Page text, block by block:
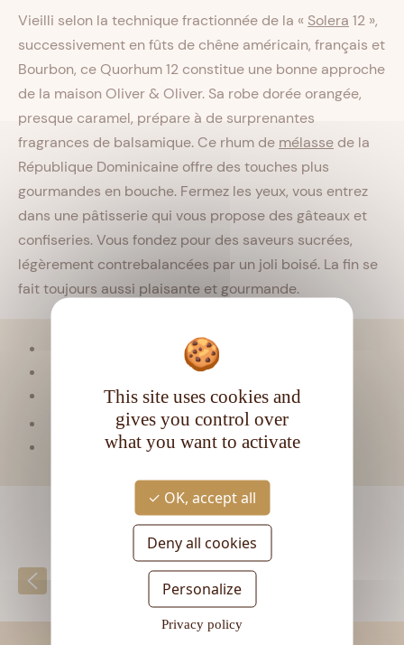
Vieilli selon la technique fractionnée de la « Solera 12 »,
successivement en fûts de chêne américain, français et
Bourbon, ce Quorhum 12 constitue une bonne approche
de la maison Oliver & Oliver. Sa robe dorée orangée,
presque caramel, prépare à de surprenantes
fragrances de balsamique. Ce rhum de mélasse de la
République Dominicaine offre des touches plus
gourmandes en bouche. Fermez les yeux, vous entrez
dans une pâtisserie qui vous propose des gâteaux et
confiseries. Vous fondez pour des saveurs sucrées,
légèrement contrebalancées par un joli boisé. La fin se
fait toujours aussi plaisante et gourmande.
Tropical
Mélasse
Type de rhum :Vieux
Contenance :70CL
Degré d'alcool :40°
Retour à la liste
This site uses cookies and
gives you control over
what you want to activate
OK, accept all
Deny all cookies
Personalize
Privacy policy